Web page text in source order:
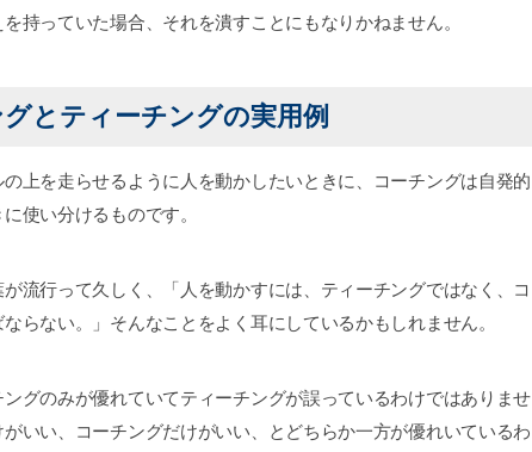
持っていた場合、それを潰すことにもなりかねません。
とティーチングの実用例
上を走らせるように人を動かしたいときに、コーチングは自発的
使い分けるものです。
流行って久しく、「人を動かすには、ティーチングではなく、コ
らない。」そんなことをよく耳にしているかもしれません。
ングのみが優れていてティーチングが誤っているわけではありませ
いい、コーチングだけがいい、とどちらか一方が優れいているわ